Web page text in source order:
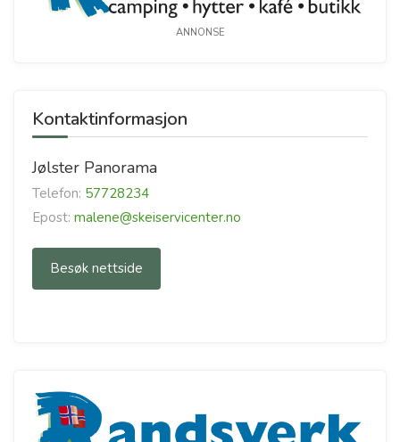
ANNONSE
Kontaktinformasjon
Jølster Panorama
Telefon: 57728234
Epost: malene@skeiservicenter.no
Besøk nettside